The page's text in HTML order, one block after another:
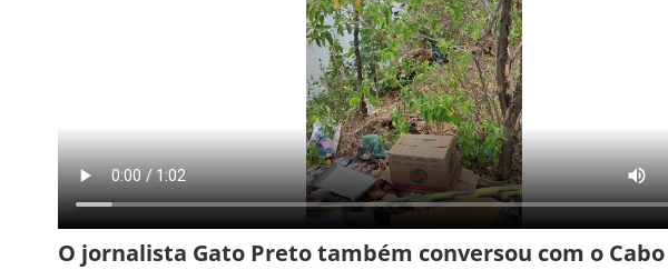
O jornalista Gato Preto também conversou com o